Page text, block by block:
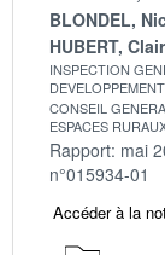
BLONDEL,
HUBERT,
INSPECTION
CONSEIL
ESPACES
Rapport: mai
n°015934-01
Accéder à la